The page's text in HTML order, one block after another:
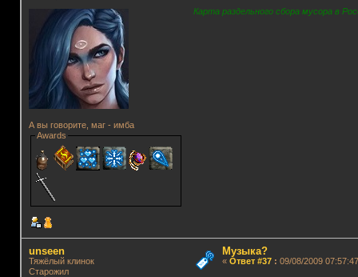
А вы говорите, маг - имба
Awards
Карта раздельного сбора мусора в
unseen
Тяжёлый клинок
Старожил
Музыка?
« Ответ #37: 09/08/2009